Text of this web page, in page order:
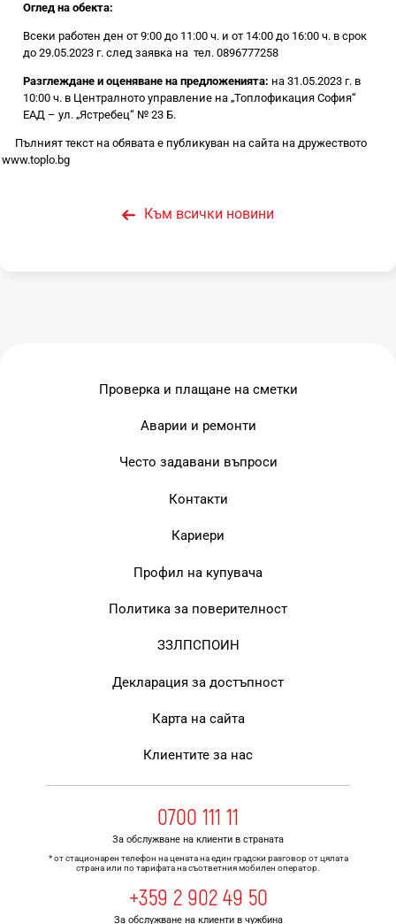
Оглед на обекта:
Всеки работен ден от 9:00 до 11:00 ч. и от 14:00 до 16:00 ч. в срок
до 29.05.2023 г. след заявка на тел. 0896777258
Разглеждане и оценяване на предложенията: на 31.05.2023 г. в
10:00 ч. в Централното управление на „Топлофикация София“
ЕАД – ул. „Ястребец“ № 23 Б.
Пълният текст на обявата е публикуван на сайта на дружеството
www.toplo.bg
Към всички новини
Проверка и плащане на сметки
Аварии и ремонти
Често задавани въпроси
Контакти
Кариери
Профил на купувача
Политика за поверителност
ЗЗЛПСПОИН
Декларация за достъпност
Карта на сайта
Клиентите за нас
0700 111 11
За обслужване на клиенти в страната
* от стационарен телефон на цената на един градски разговор от цялата
страна или по тарифата на съответния мобилен оператор.
+359 2 902 49 50
За обслужване на клиенти в чужбина